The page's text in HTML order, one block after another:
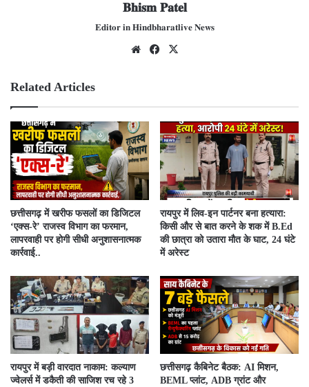
𝐁𝐡𝐢𝐬𝐦 𝐏𝐚𝐭𝐞𝐥
𝐄𝐝𝐢𝐭𝐨𝐫 𝐢𝐧 𝐇𝐢𝐧𝐝𝐛𝐡𝐚𝐫𝐚𝐭𝐥𝐢𝐯𝐞 𝐍𝐞𝐰𝐬
We
Fac
Related Articles
​छत्तीसगढ़ में खरीफ फसलों का डिजिटल
‘एक्स-रे’ राजस्व विभाग का फरमान,
लापरवाही पर होगी सीधी अनुशासनात्मक
कार्रवाई..
रायपुर में लिव-इन पार्टनर बना हत्यारा:
किसी और से बात करने के शक में B.Ed
की छात्रा को उतारा मौत के घाट, 24 घंटे
में अरेस्ट
रायपुर में बड़ी वारदात नाकाम: कल्याण
ज्वेलर्स में डकैती की साजिश रच रहे 3
छत्तीसगढ़ कैबिनेट बैठक: AI मिशन,
BEML प्लांट, ADB ग्रांट और